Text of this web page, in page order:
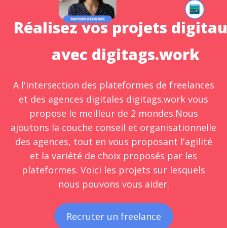
Réalisez vos projets
avec digitags.work
A l'intersection des plateformes de freelances
et des agences digitales digitags.work vous
propose le meilleur de 2 mondes.Nous
ajoutons la couche conseil et organisationnelle
des agences, tout en vous proposant l'agilité
et la variété de choix proposés par les
plateformes. Voici les projets sur lesquels
nous pouvons vous aider.
Recruter un freelance